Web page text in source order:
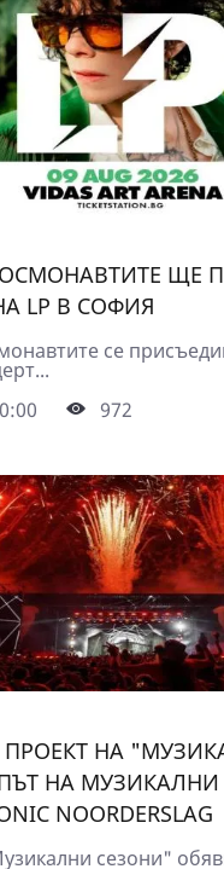
ЩЕ
LP В СОФИЯ
се
972
ПРОЕКТ НА
НА МУЗИКАЛНИ
NOORDERSLAG
сезони"